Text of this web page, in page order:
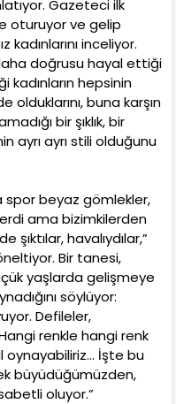
Gazeteci ilk
oturuyor ve gelip
inceliyor.
doğrusu hayal ettiği
kadınların hepsinin
olduklarını, buna karşın
bir şıklık, bir
ayrı ayrı stili olduğunu
spor beyaz gömlekler,
ama bizimkilerden
şıktılar, havalıydılar,”
Bir tanesi,
yaşlarda gelişmeye
söylüyor:
Defileler,
renkle hangi renk
oynayabiliriz… İşte bu
büyüdüğümüzden,
oluyor.”